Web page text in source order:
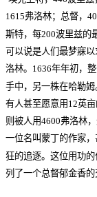
1615弗洛林；总督，
斯特，每200波里兹的
可以说是人们最梦寐
洛林。1636年年初，
手中，另一株在哈勒姆
有人甚至愿意用12英
则被人用4600弗洛林
一位名叫蒙丁的作家
狂的追逐。这位用功
列了一个总督郁金香的